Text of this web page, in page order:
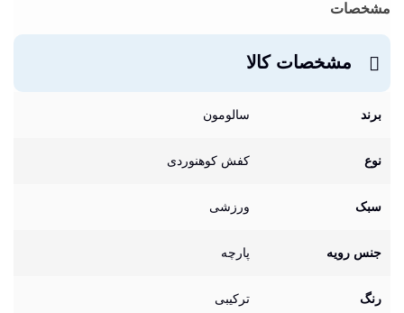
مشخصات
مشخصات کالا
برند سالومون
نوع کفش کوهنوردی
سبک ورزشی
جنس رویه پارچه
رنگ ترکیبی